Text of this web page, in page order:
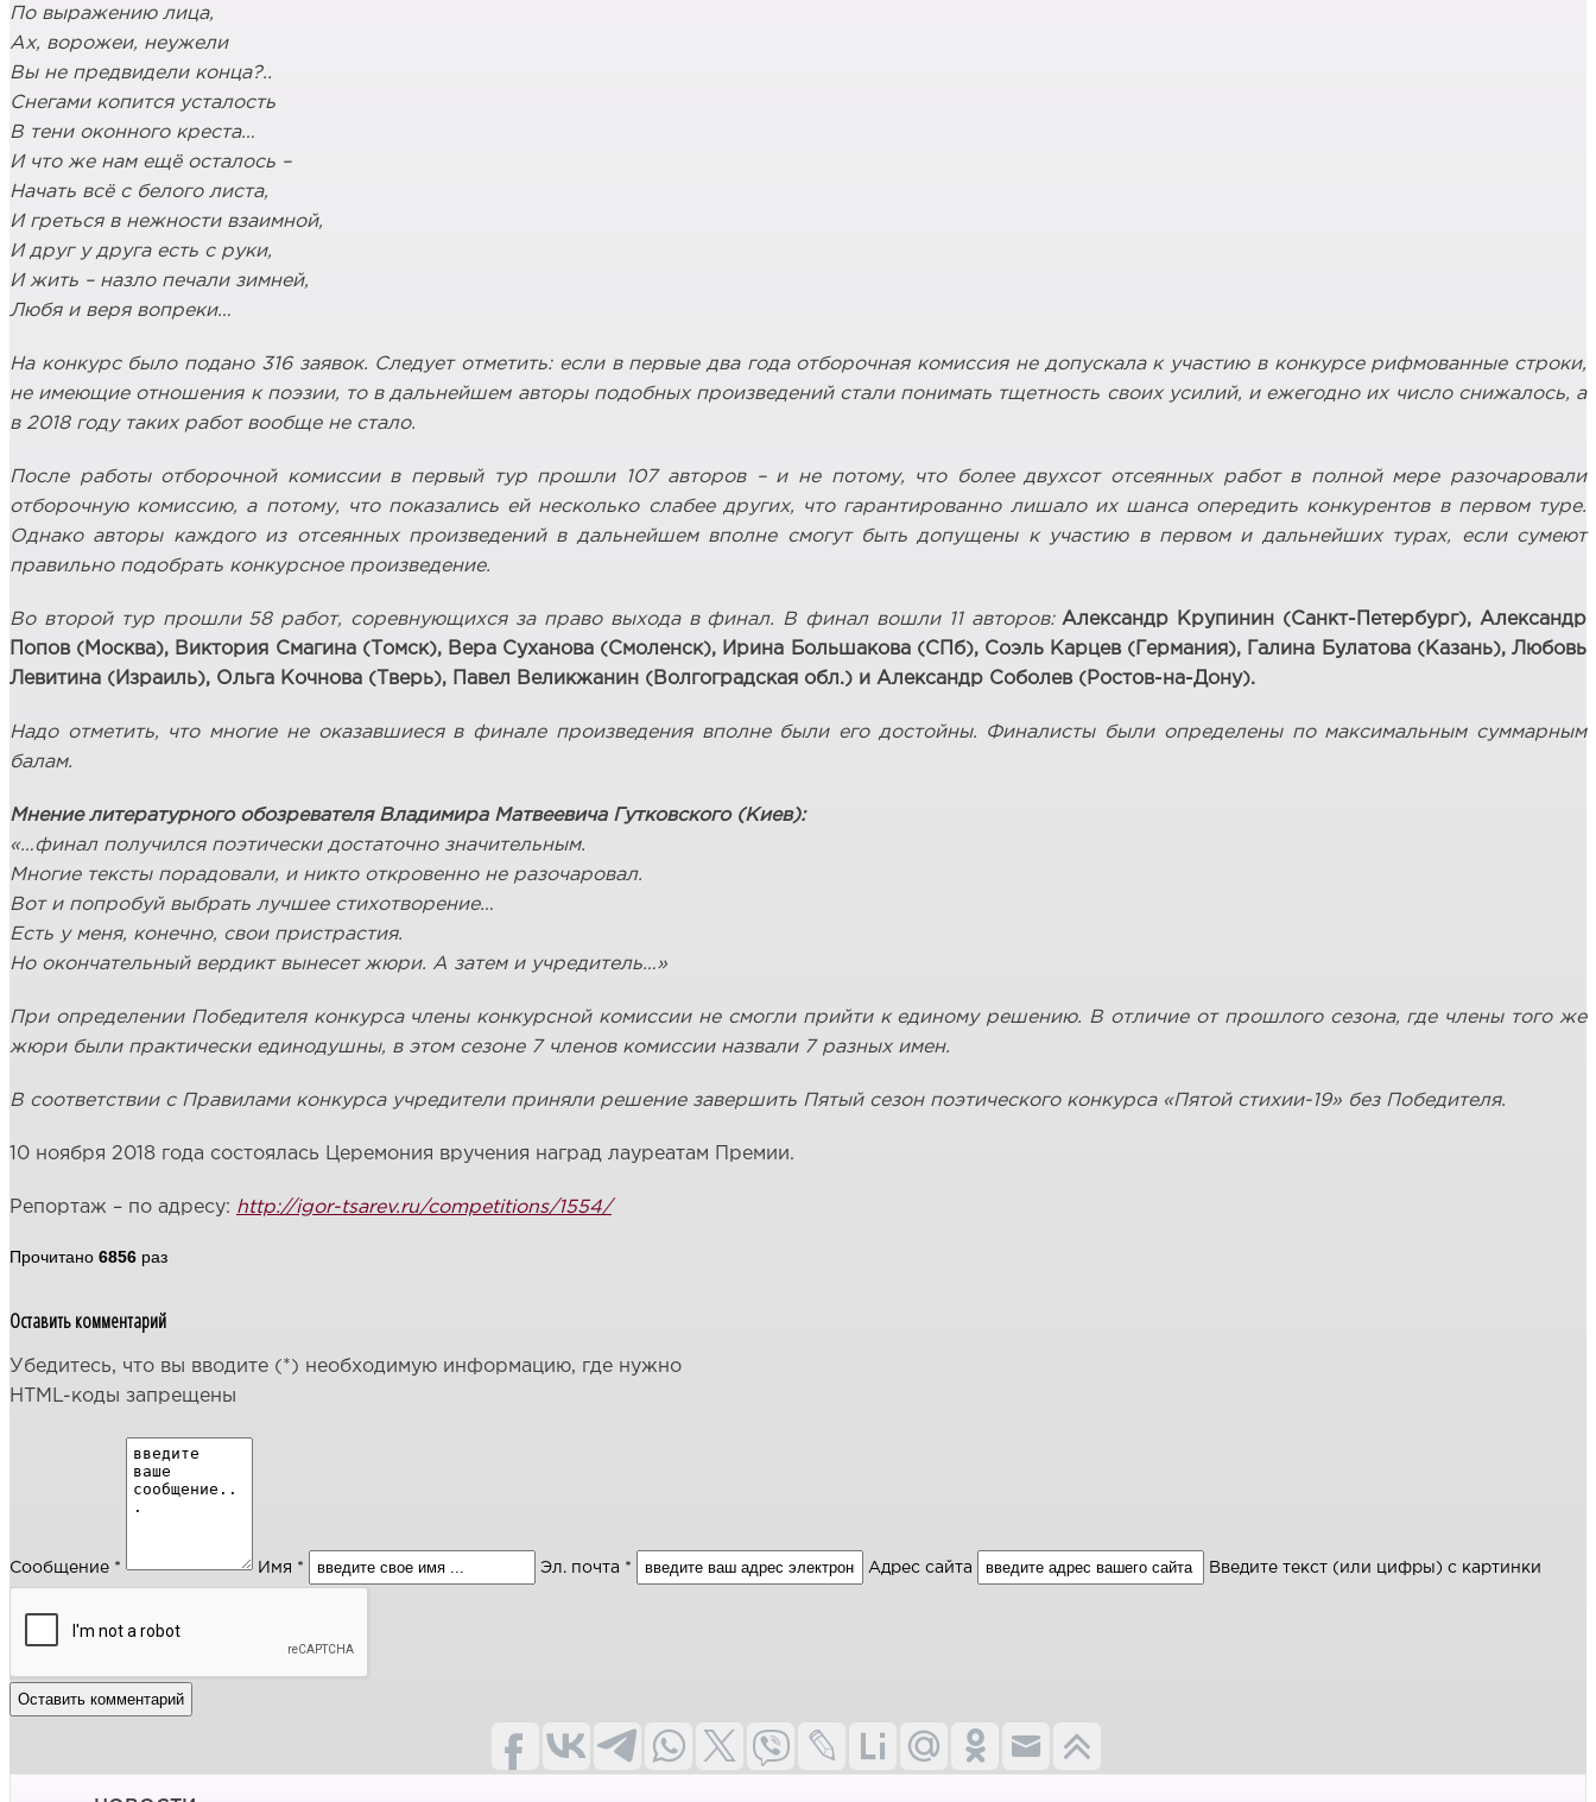
По выражению лица,
Ах, ворожеи, неужели
Вы не предвидели конца?..
Снегами копится усталость
В тени оконного креста…
И что же нам ещё осталось –
Начать всё с белого листа,
И греться в нежности взаимной,
И друг у друга есть с руки,
И жить – назло печали зимней,
Любя и веря вопреки…
На конкурс было подано 316 заявок. Следует отметить: если в первые два года отборочная комиссия не допускала к участию в конкурсе рифмованные строки,
не имеющие отношения к поэзии, то в дальнейшем авторы подобных произведений стали понимать тщетность своих усилий, и ежегодно их число снижалось, а
в 2018 году таких работ вообще не стало.
После работы отборочной комиссии в первый тур прошли 107 авторов – и не потому, что более двухсот отсеянных работ в полной мере разочаровали
отборочную комиссию, а потому, что показались ей несколько слабее других, что гарантированно лишало их шанса опередить конкурентов в первом туре.
Однако авторы каждого из отсеянных произведений в дальнейшем вполне смогут быть допущены к участию в первом и дальнейших турах, если сумеют
правильно подобрать конкурсное произведение.
Во второй тур прошли 58 работ, соревнующихся за право выхода в финал. В финал вошли 11 авторов: Александр Крупинин (Санкт-Петербург), Александр
Попов (Москва), Виктория Смагина (Томск), Вера Суханова (Смоленск), Ирина Большакова (СПб), Соэль Карцев (Германия), Галина Булатова (Казань), Любовь
Левитина (Израиль), Ольга Кочнова (Тверь), Павел Великжанин (Волгоградская обл.) и Александр Соболев (Ростов-на-Дону).
Надо отметить, что многие не оказавшиеся в финале произведения вполне были его достойны. Финалисты были определены по максимальным суммарным
балам.
Мнение литературного обозревателя Владимира Матвеевича Гутковского (Киев):
«…финал получился поэтически достаточно значительным.
Многие тексты порадовали, и никто откровенно не разочаровал.
Вот и попробуй выбрать лучшее стихотворение…
Есть у меня, конечно, свои пристрастия.
Но окончательный вердикт вынесет жюри. А затем и учредитель…»
При определении Победителя конкурса члены конкурсной комиссии не смогли прийти к единому решению. В отличие от прошлого сезона, где члены того же
жюри были практически единодушны, в этом сезоне 7 членов комиссии назвали 7 разных имен.
В соответствии с Правилами конкурса учредители приняли решение завершить Пятый сезон поэтического конкурса «Пятой стихии-19» без Победителя.
10 ноября 2018 года состоялась Церемония вручения наград лауреатам Премии.
Репортаж – по адресу: http://igor-tsarev.ru/competitions/1554/
Прочитано 6856 раз
Оставить комментарий
Убедитесь, что вы вводите (*) необходимую информацию, где нужно
HTML-коды запрещены
Сообщение * Имя * Эл. почта * Адрес сайта Введите текст (или цифры) с картинки